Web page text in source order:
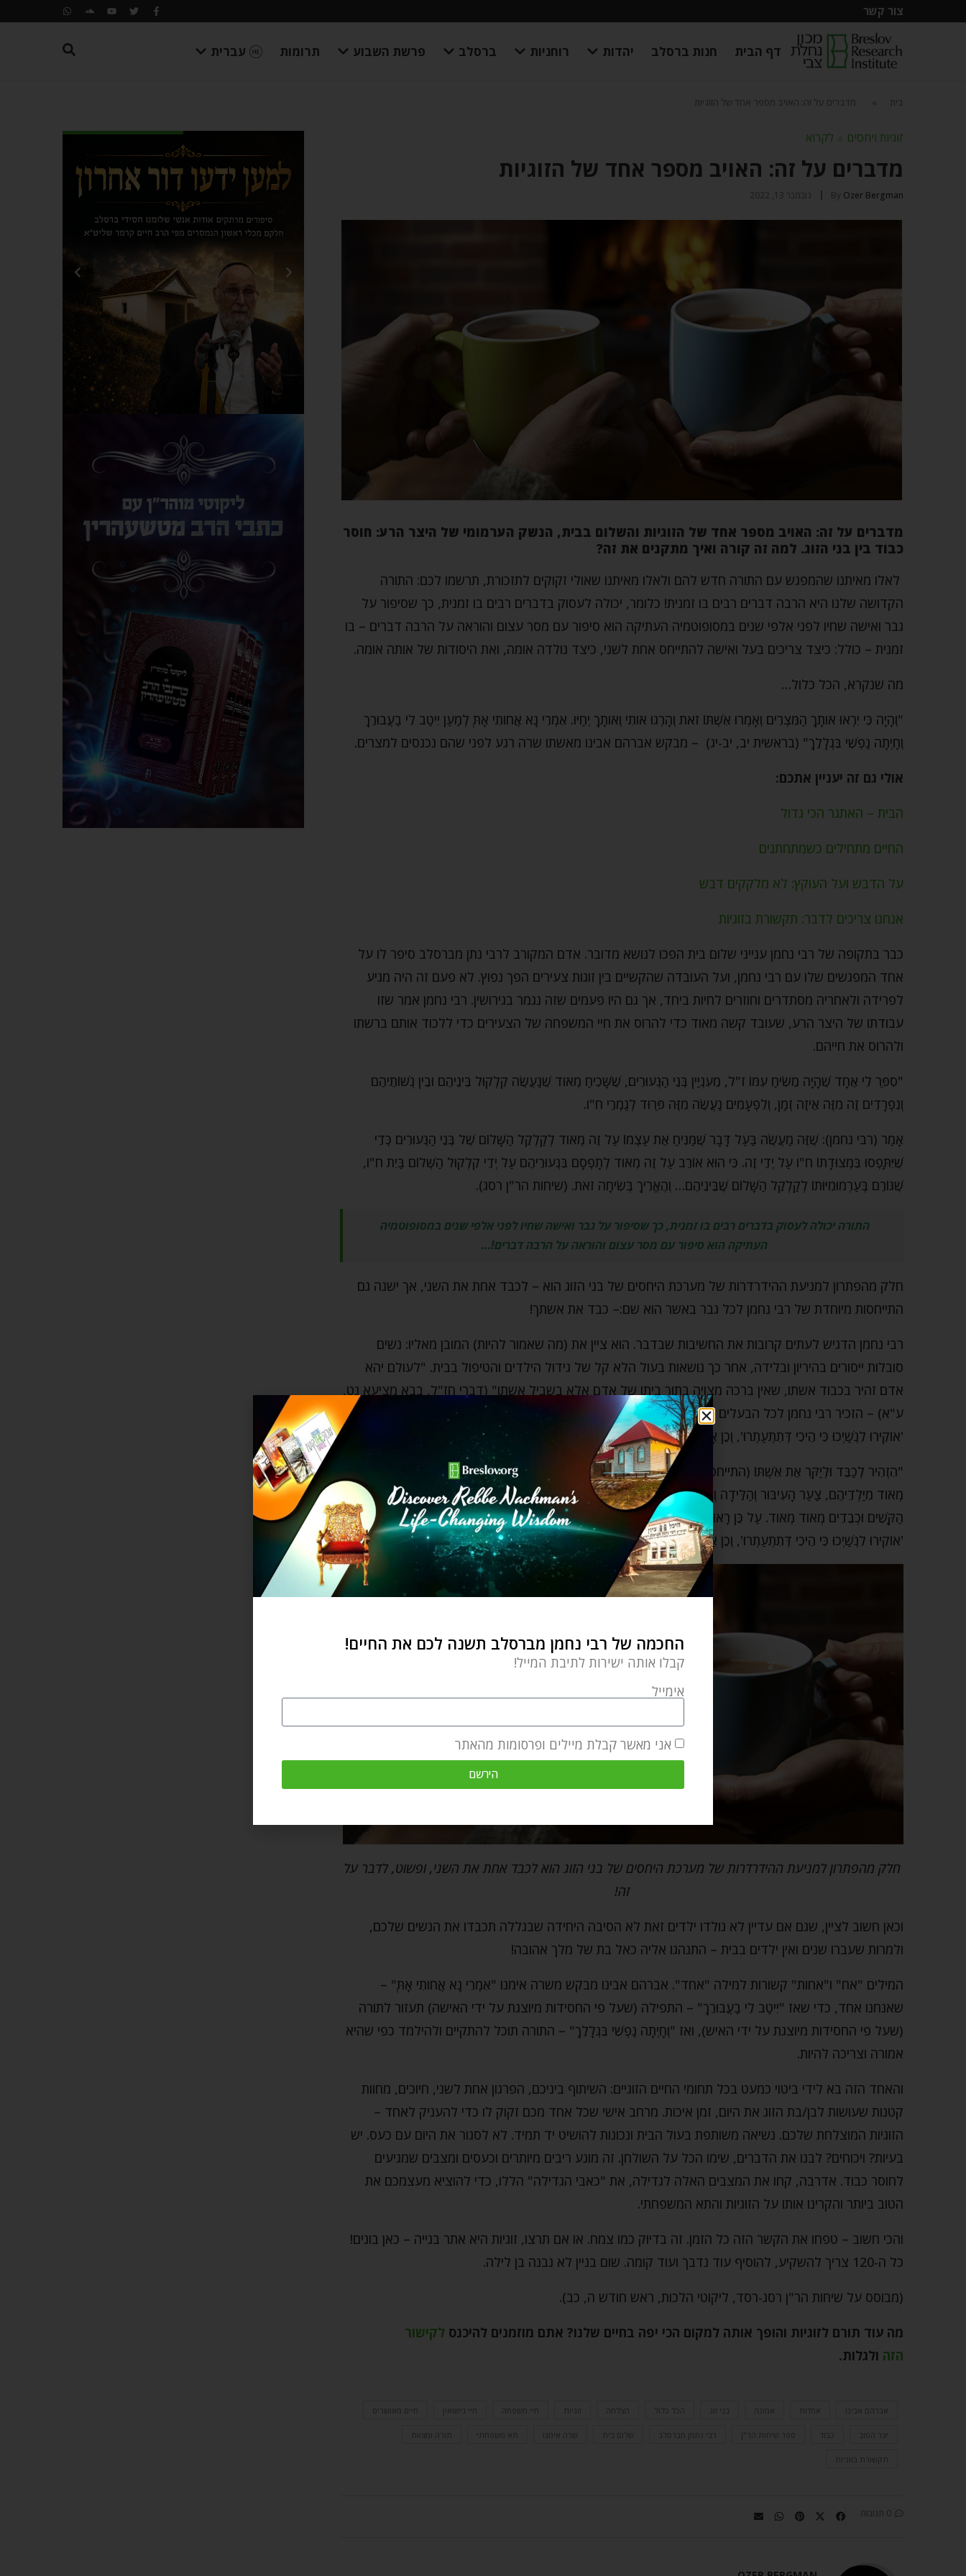
צור קשר
דף הבית חנות ברסלב יהדות רוחניות ברסלב פרשת השבוע תרומות עברית
בית מדברים על זה: האויב מספר אחד של הזוגיות
זוגיות ויחסים ⬦ לקרוא
מדברים על זה: האויב מספר אחד של הזוגיות
By Ozer Bergman נובמבר 13, 2022
מדברים על זה: האויב מספר אחד של הזוגיות והשלום בבית, הנשק הערמומי של היצר הרע: חוסר
כבוד בין בני הזוג. למה זה קורה ואיך מתקנים את זה?
לאלו מאיתנו שהמפגש עם התורה חדש להם ולאלו מאיתנו שאולי זקוקים לתזכורת, תרשמו לכם: התורה
הקדושה שלנו היא הרבה דברים רבים בו זמנית! כלומר, יכולה לעסוק בדברים רבים בו זמנית, כך שסיפור על
גבר ואישה שחיו לפני אלפי שנים במסופוטמיה העתיקה הוא סיפור עם מסר עצום והוראה על הרבה דברים – בו
זמנית – כולל: כיצד צריכים בעל ואישה להתייחס אחת לשני, כיצד נולדה אומה, ואת היסודות של אותה אומה.
מה שנקרא, הכל כלול…
"וְהָיָה כִּי יִרְאוּ אֹותָךְ הַמִּצְרִים וְאָמְרוּ אִשְׁתּוֹ זֹאת וְהָרְגוּ אֹותִי וְאֹותָךְ יְחַיּוּ. אִמְרִי נָא אֲחֹותִי אָתְּ לְמַעַן יִיטַב לִי בַעֲבוּרֵךְ
וְחָיְתָה נַפְשִׁי בִּגְלָלֵךְ" (בראשית יב, יב-יג) – מבקש אברהם אבינו מאשתו שרה רגע לפני שהם נכנסים למצרים.
אולי גם זה יעניין אתכם:
הבית – האתגר הכי גדול
החיים מתחילים כשמתחתנים
על הדבש ועל העוקץ: לא מלקקים דבש
אנחנו צריכים לדבר: תקשורת בזוגיות
כבר בתקופה של רבי נחמן ענייני שלום בית הפכו לנושא מדובר. אדם המקורב לרבי נתן מברסלב סיפר לו על
אחד המפגשים שלו עם רבי נחמן, ועל העובדה שהקשיים בין זוגות צעירים הפך נפוץ. לא פעם זה היה מגיע
לפרידה ולאחריה מסתדרים וחוזרים לחיות ביחד, אך גם היו פעמים שזה נגמר בגירושין. רבי נחמן אמר שזו
עבודתו של היצר הרע, שעובד קשה מאוד כדי להרוס את חיי המשפחה של הצעירים כדי ללכוד אותם ברשתו
ולהרוס את חייהם.
"סִפֵּר לִי אֶחָד שֶׁהָיָה מֵשִׂיחַ עִמּוֹ ז"ל, מֵעִנְיַין בְּנֵי הַנְּעוּרִים, שֶׁשָּׁכִיחַ מְאֹוד שֶׁנַּעֲשֶׂה קִלְקוּל בֵּינֵיהֶם וּבֵין נְשׁוֹתֵיהֶם
וְנִפְרָדִים זֶה מִזֶּה אֵיזֶה זְמַן, וְלִפְעָמִים נַעֲשֶׂה מִזֶּה פֵּרוּד לְגַמְרֵי ח"ו.
אָמַר (רבי נחמן): שֶׁזֶּה מַעֲשֶׂה בַּעַל דָּבָר שֶׁמַּנִּיחַ אֶת עַצְמוֹ עַל זֶה מְאֹוד לְקַלְקֵל הַשָּׁלוֹם שֶׁל בְּנֵי הַנְּעוּרִים כְּדֵי
שֶׁיִּתָּפְסוּ בִּמְצוּדָתוֹ ח"ו עַל יְדֵי זֶה. כִּי הוּא אוֹרֵב עַל זֶה מְאֹוד לְתָפְסָם בִּנְעוּרֵיהֶם עַל יְדֵי קִלְקוּל הַשְּׁלוֹם בַּיִת ח"ו,
שֶׁגּוֹרֵם בְּעַרְמוּמִיּוּתוֹ לְקַלְקֵל הַשָּׁלוֹם שֶׁבֵּינֵיהֶם… וְהֶאֱרִיךְ בְּשִׂיחָה זֹאת. (שיחות הר"ן רסג).
התורה יכולה לעסוק בדברים רבים בו זמנית, כך שסיפור על גבר ואישה שחיו לפני אלפי שנים במסופוטמיה
העתיקה הוא סיפור עם מסר עצום והוראה על הרבה דברים!…
חלק מהפתרון למניעת ההידרדרות של מערכת היחסים של בני הזוג הוא – לכבד אחת את השני, אך ישנה גם
התייחסות מיוחדת של רבי נחמן לכל גבר באשר הוא שם:– כבד את אשתך!
רבי נחמן הדגיש לעתים קרובות את החשיבות שבדבר. הוא ציין את (מה שאמור להיות) המובן מאליו: נשים
סובלות ייסורים בהיריון ובלידה, אחר כך נושאות בעול הלא קל של גידול הילדים והטיפול בבית. "לעולם יהא
אדם זהיר בכבוד אשתו, שאין ברכה מצויה בתוך ביתו של אדם אלא בשביל אשתו" (דברי חז"ל, בבא מציעא נט,
ע"א) – הזכיר רבי נחמן לכל הבעלים – צעירים ומבוגרים כאחד – להזדהות עם נשותיהם ולכבד אותן באמת.
'אוֹקִירוּ לִנְשַׁיְכוּ כִּי הֵיכִי דְּתִתְעַתְרוּ', וְכֵן אָמְרוּ (יבמות סג, עא): 'דַיֵּנוּ שֶׁמְּגַדְּלוֹת אֶת בָּנֵינוּ' וְכו'.
"הִזְהִיר לְכַבֵּד וּלְיַקֵּר אֶת אִשְׁתּוֹ (התייחסות לכל גבר). כִּי אָמַר: הֲלֹא הַנָּשִׁים הֵם סוֹבְלִים צַעַר וְייִסּוּרִים גְּדוֹלִים מְאֹוד
מְאֹוד מִיַּלְדֵיהֶם, צַעַר הָעִיבּוּר וְהַלֵּידָה וְהַגִּדּוּל, כַּאֲשֶׁר יָדוּעַ לַכֹּל עֹצֶם מַכְאוֹבָם וְצַעֲרָם וְיִיסּוּרֵיהֶם בְּכַמָּה אֳפָנִים
הַקָּשִׁים וּכְבֵדִים מְאֹוד מְאֹוד. עַל כֵּן רָאוּי לְרַחֵם עֲלֵיהֶם, וּלְיַקְּרָם וּלְכַבְּדָם. וְכֵן אָמְרוּ רַבּוֹתֵינוּ ז"ל (בָּבָא מְצִיעָא נט.):
'אוֹקִירוּ לִנְשַׁיְכוּ כִּי הֵיכִי דְּתִתְעַתְרוּ', וְכֵן אָמְרוּ (יְבָמוֹת סג.): 'דַיֵּנוּ שֶׁמְּגַדְּלוֹת אֶת בָּנֵינוּ' וכו'" (שיחות הר"ן רסד).
חלק מהפתרון למניעת ההידרדרות של מערכת היחסים של בני הזוג הוא לכבד אחת את השני, ופשוט, לדבר על
זה!
וכאן חשוב לציין, שגם אם עדיין לא נולדו ילדים זאת לא הסיבה היחידה שבגללה תכבדו את הנשים שלכם,
ולמרות שעברו שנים ואין ילדים בבית – התנהגו אליה כאל בת של מלך אהובה!
המילים "אח" ו"אחות" קשורות למילה "אחד". אברהם אבינו מבקש משרה אימנו "אִמְרִי נָא אֲחֹותִי אָתְּ" –
שאנחנו אחד, כדי שאז "יִיטַב לִי בַעֲבוּרֵךְ" – התפילה (שעל פי החסידות מיוצגת על ידי האישה) תעזור לתורה
(שעל פי החסידות מיוצגת על ידי האיש), ואז "וְחָיְתָה נַפְשִׁי בִּגְלָלֵךְ" – התורה תוכל להתקיים ולהילמד כפי שהיא
אמורה וצריכה להיות.
והאחד הזה בא לידי ביטוי כמעט בכל תחומי החיים הזוגיים: השיתוף ביניכם, הפרגון אחת לשני, חיוכים, מחוות
קטנות שעושות לבן/בת הזוג את היום, זמן איכות. מרחב אישי שכל אחד מכם זקוק לו כדי להעניק לאחד –
הזוגיות המוצלחת שלכם. נשיאה משותפת בעול הבית ונכונות להושיט יד תמיד. לא לסגור את היום עם כעס. יש
בעיות? ויכוחים? לבנו את הדברים, שימו הכל על השולחן. זה מונע ריבים מיותרים וכעסים ומצבים שמגיעים
לחוסר כבוד. אדרבה, קחו את המצבים האלה לגדילה, את "כאבי הגדילה" הללו, כדי להוציא מעצמכם את
הטוב ביותר והקרינו אותו על הזוגיות והתא המשפחתי.
והכי חשוב – טפחו את הקשר הזה כל הזמן. זה בדיוק כמו צמח. או אם תרצו, זוגיות היא אתר בנייה – כאן בונים!
כל ה-120 צריך להשקיע, להוסיף עוד נדבך ועוד קומה. שום בניין לא נבנה בן לילה.
(מבוסס על שיחות הר"ן רסג-רסד, ליקוטי הלכות, ראש חודש ה, כב).
מה עוד תורם לזוגיות והופך אותה למקום הכי יפה בחיים שלנו? אתם מוזמנים להיכנס לקישור
הזה ולגלות.
אברהם אבינו אחדות אמונה בני זוג הכל כלול הצלחה זוגיות חיי משפחה חיי נישואין חיים מאושרים
יצר הטוב ספר שיחות הר"ן רבי נחמן מברסלב שלום בית שרה אימנו תא משפחתי תורה ומצוות
תקשורת בזוגיות
0 תגובות
החכמה של רבי נחמן מברסלב תשנה לכם את החיים!
קבלו אותה ישירות לתיבת המייל!
אימייל
אני מאשר קבלת מיילים ופרסומות מהאתר
הירשם